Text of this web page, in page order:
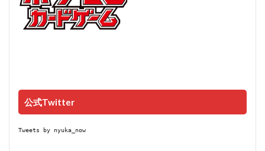
公式Twitter
Tweets by nyuka_now